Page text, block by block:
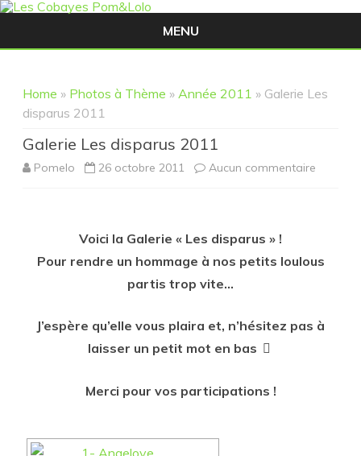
MENU
Home » Photos à Thème » Année 2011 » Galerie Les
disparus 2011
Galerie Les disparus 2011
Pomelo 26 octobre 2011 Aucun commentaire
Voici la Galerie « Les disparus » !
Pour rendre un hommage à nos petits loulous
partis trop vite…
J’espère qu’elle vous plaira et, n’hésitez pas à
laisser un petit mot en bas
Merci pour vos participations !